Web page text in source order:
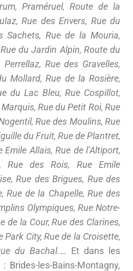
Praméruel, Route de la
Rue des Envers, Rue du
Sachets, Rue de la Mouria,
du Jardin Alpin, Route du
Rue des Gravelles,
Mollard, Rue de la Rosière,
du Lac Bleu, Rue Cospillot,
Rue du Petit Roi, Rue
Rue des Moulins, Rue
du Fruit, Rue de Plantret,
Emile Allais, Rue de l’Altiport,
Rue des Rois, Rue Emile
Rue des Brigues, Rue des
Rue de la Chapelle, Rue des
Olympiques, Rue Notre-
de la Cour, Rue des Clarines,
Park City, Rue de la Croisette,
du Bachal.… Et dans les
Brides-les-Bains-Montagny,